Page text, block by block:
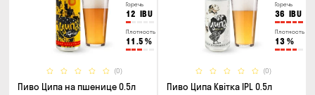
Горечь
12 IBU
Плотность
11.5 %
(0)
Пиво Ципа на пшенице 0.5л
Горечь
36 IBU
Плотность
13 %
(0)
Пиво Ципа Квітка IPL 0.5л